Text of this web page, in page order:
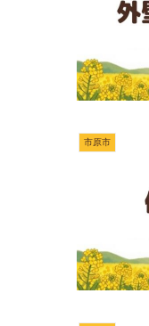
市原市